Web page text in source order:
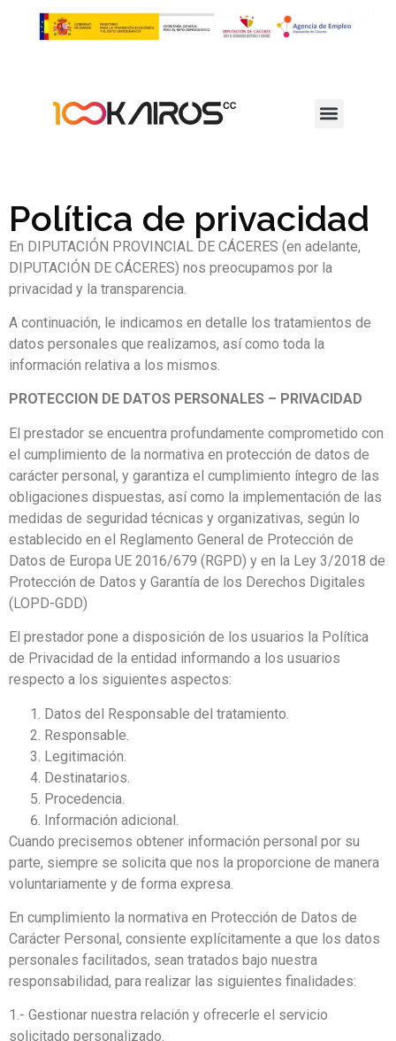
Política de privacidad
En DIPUTACIÓN PROVINCIAL DE CÁCERES (en adelante,
DIPUTACIÓN DE CÁCERES) nos preocupamos por la
privacidad y la transparencia.
A continuación, le indicamos en detalle los tratamientos de
datos personales que realizamos, así como toda la
información relativa a los mismos.
PROTECCION DE DATOS PERSONALES – PRIVACIDAD
El prestador se encuentra profundamente comprometido con
el cumplimiento de la normativa en protección de datos de
carácter personal, y garantiza el cumplimiento íntegro de las
obligaciones dispuestas, así como la implementación de las
medidas de seguridad técnicas y organizativas, según lo
establecido en el Reglamento General de Protección de
Datos de Europa UE 2016/679 (RGPD) y en la Ley 3/2018 de
Protección de Datos y Garantía de los Derechos Digitales
(LOPD-GDD)
El prestador pone a disposición de los usuarios la Política
de Privacidad de la entidad informando a los usuarios
respecto a los siguientes aspectos:
Datos del Responsable del tratamiento.
Responsable.
Legitimación.
Destinatarios.
Procedencia.
Información adicional.
Cuando precisemos obtener información personal por su
parte, siempre se solicita que nos la proporcione de manera
voluntariamente y de forma expresa.
En cumplimiento la normativa en Protección de Datos de
Carácter Personal, consiente explícitamente a que los datos
personales facilitados, sean tratados bajo nuestra
responsabilidad, para realizar las siguientes finalidades:
1.- Gestionar nuestra relación y ofrecerle el servicio
solicitado personalizado.